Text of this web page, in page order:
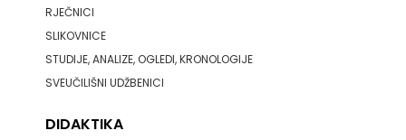
PULS
RADIOTELEVIZIJA
HERCEG-
RJEČNICI
SLIKOVNICE
STUDIJE, ANALIZE, OGLEDI, KRONOLOGIJE
SVEUČILIŠNI UDŽBENICI
DIDAKTIKA